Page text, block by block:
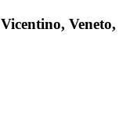
Veneto,